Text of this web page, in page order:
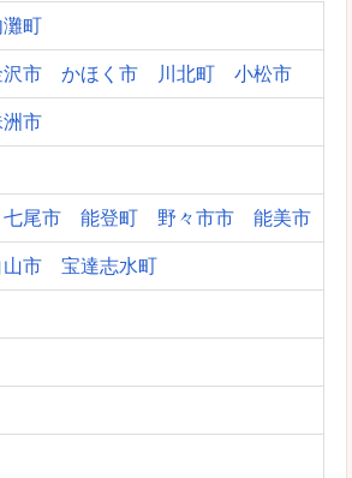
灘町
沢市 かほく市 川北町 小松市
洲市
七尾市 能登町 野々市市 能美市
山市 宝達志水町